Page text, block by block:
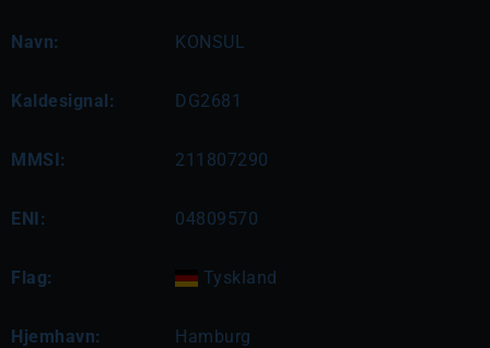
Navn: KONSUL
Kaldesignal: DG2681
MMSI: 211807290
ENI: 04809570
Flag: Tyskland
Hjemhavn: Hamburg